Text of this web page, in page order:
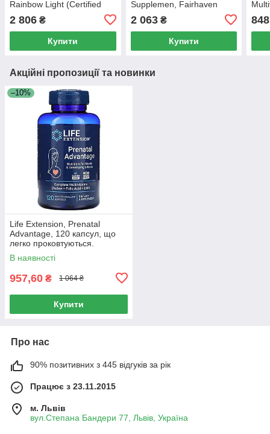
Rainbow Light (Certified
Women's Multivitamin) 120
капсул
2 806 ₴
Купити
Supplemen, Fairhaven
капсул
2 063₴
Купити
848
Акційні пропозиції та новинки
–10%
Life Extension, Prenatal
Advantage, 120 капсул, що
легко проковтуються.
В наявності
957,60 ₴ 1 064 ₴
Купити
Про нас
90% позитивних з 445 відгуків за рік
Працює з 23.11.2015
м. Львів
вул.Степана Бандери 77, Львів, Україна